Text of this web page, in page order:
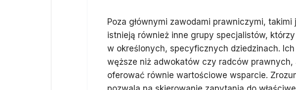
Poza głównymi zawodami prawniczymi,
istnieją również inne grupy specjalistów,
w określonych, specyficznych dziedzinach.
węższe niż adwokatów czy radców
oferować równie wartościowe wsparcie.